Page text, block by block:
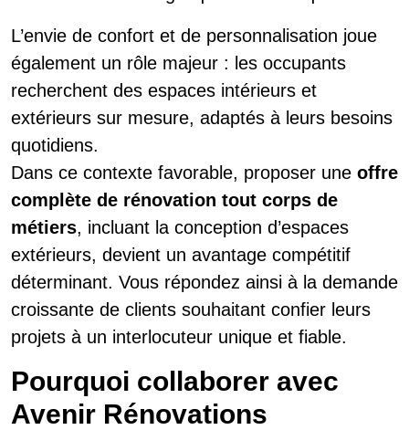
L’envie de confort et de personnalisation joue
également un rôle majeur : les occupants
recherchent des espaces intérieurs et
extérieurs sur mesure, adaptés à leurs besoins
quotidiens.
Dans ce contexte favorable, proposer une offre
complète de rénovation tout corps de
métiers, incluant la conception d’espaces
extérieurs, devient un avantage compétitif
déterminant. Vous répondez ainsi à la demande
croissante de clients souhaitant confier leurs
projets à un interlocuteur unique et fiable.
Pourquoi collaborer avec
Avenir Rénovations